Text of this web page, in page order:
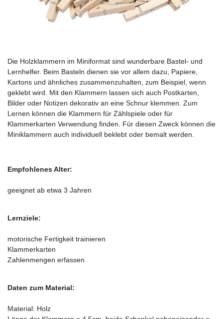
Die Holzklammern im Miniformat sind wunderbare Bastel- und
Lernhelfer. Beim Basteln dienen sie vor allem dazu, Papiere,
Kartons und ähnliches zusammenzuhalten, zum Beispiel, wenn
geklebt wird. Mit den Klammern lassen sich auch Postkarten,
Bilder oder Notizen dekorativ an eine Schnur klemmen. Zum
Lernen können die Klammern für Zählspiele oder für
Klammerkarten Verwendung finden. Für diesen Zweck können die
Miniklammern auch individuell beklebt oder bemalt werden.
Empfohlenes Alter:
geeignet ab etwa 3 Jahren
Lernziele:
motorische Fertigkeit trainieren
Klammerkarten
Zahlenmengen erfassen
Daten zum Material:
Material: Holz